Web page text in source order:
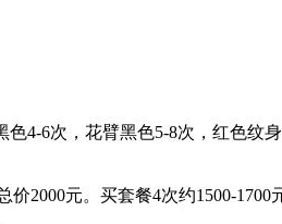
4-6次，花臂黑色5-8次，红色纹
2000元。买套餐4次约1500-1700